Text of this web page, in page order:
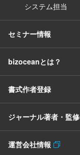
システム担当
セミナー情報
bizoceanとは？
書式作者登録
ジャーナル著者・監
運営会社情報